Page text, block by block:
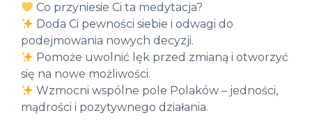
Co przyniesie Ci ta medytacja?
Doda Ci pewności siebie i odwagi do
podejmowania nowych decyzji.
Pomoże uwolnić lęk przed zmianą i otworzyć
się na nowe możliwości.
Wzmocni wspólne pole Polaków – jedności,
mądrości i pozytywnego działania.